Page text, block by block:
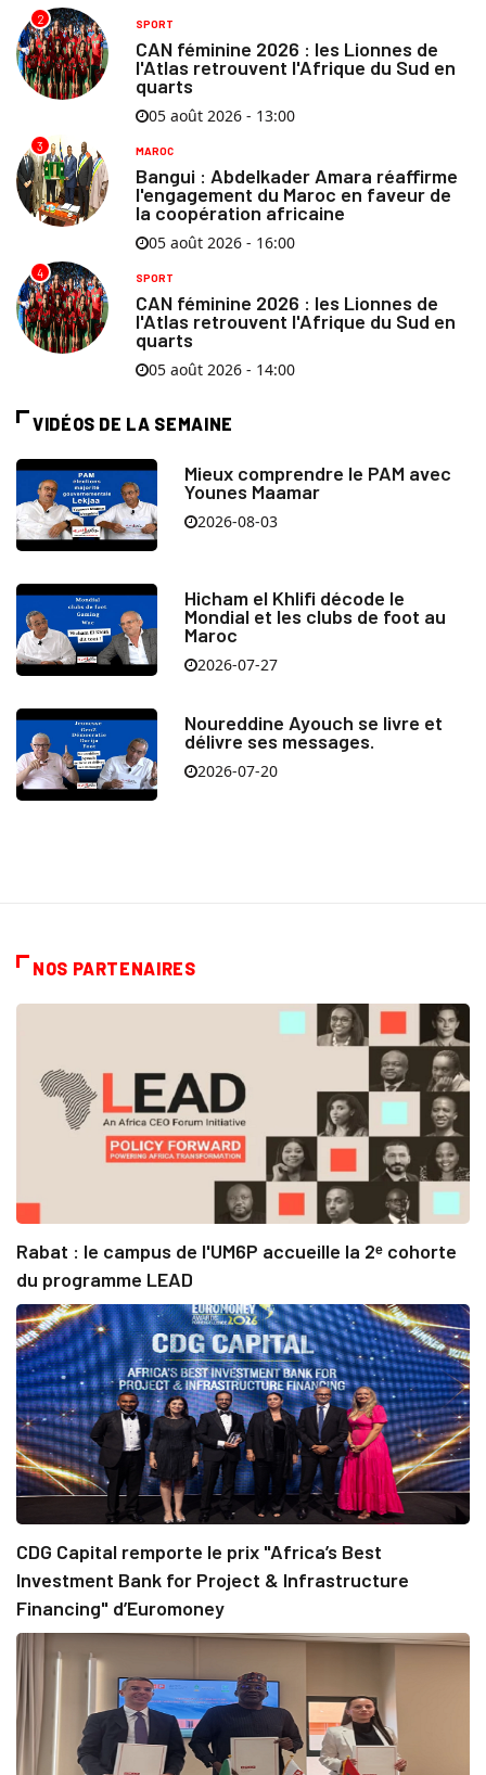
2 SPORT
CAN féminine 2026 : les Lionnes de
l'Atlas retrouvent l'Afrique du Sud en
quarts
05 août 2026 - 13:00
3 MAROC
Bangui : Abdelkader Amara réaffirme
l'engagement du Maroc en faveur de
la coopération africaine
05 août 2026 - 16:00
4 SPORT
CAN féminine 2026 : les Lionnes de
l'Atlas retrouvent l'Afrique du Sud en
quarts
05 août 2026 - 14:00
VIDÉOS DE LA SEMAINE
Mieux comprendre le PAM avec
Younes Maamar
2026-08-03
Hicham el Khlifi décode le
Mondial et les clubs de foot au
Maroc
2026-07-27
Noureddine Ayouch se livre et
délivre ses messages.
2026-07-20
NOS PARTENAIRES
Rabat : le campus de l'UM6P accueille la 2ᵉ cohorte
du programme LEAD
CDG Capital remporte le prix "Africa’s Best
Investment Bank for Project & Infrastructure
Financing" d’Euromoney